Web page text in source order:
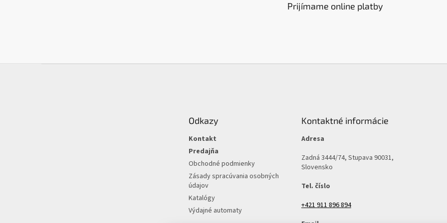
Prijímame online platby
Odkazy
Kontakt
Predajňa
Obchodné podmienky
Zásady spracúvania osobných
údajov
Katalógy
Výdajné automaty
Kontaktné informácie
Adresa
Zadná 3444/74, Stupava 90031,
Slovensko
Tel. číslo
+421 911 896 894